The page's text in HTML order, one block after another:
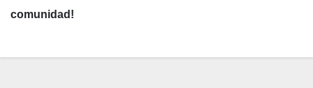
comunidad!